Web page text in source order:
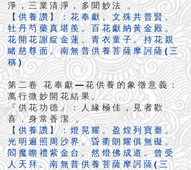
淨，三業清淨，多聞妙法 。
【供養讚】：花奉獻。文殊共普賢。
牡丹芍藥真堪羨。百花獻納黃金殿。
花開花謝綻金蓮。青衣童子。持花親
睹慈尊面。南無普供養菩薩摩訶薩(三
稱)
第二卷 花奉獻—花供養的象徵意義：
萬行微妙開花結果。
『供花功德』：人緣極佳，見者歡
喜，身常香潔 。
【供養讚】：燈晃耀。盈煌列寶臺。
光明遍照周沙界。昏衢朗耀俱無礙。
閻魔瞻禮紫金台。然燈佛成道。曾受
人天拜。南無普供養菩薩摩訶薩(三